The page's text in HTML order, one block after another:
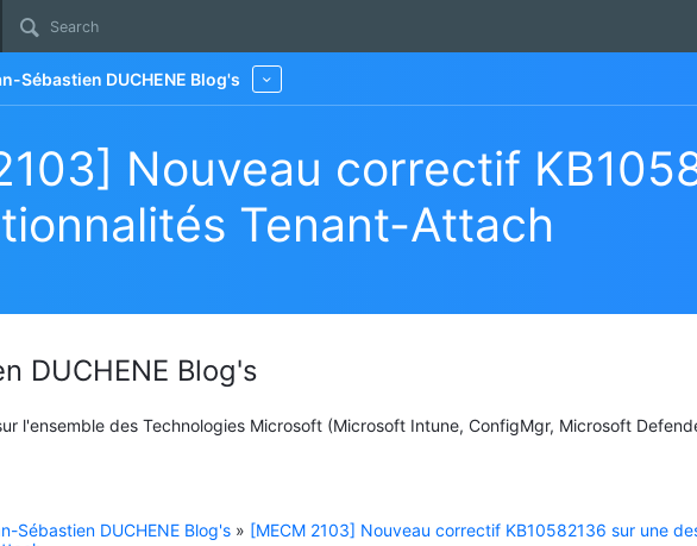
Site
Sébastien DUCHENE Blog's
Nouveau correctif
Tenant-Attach
DUCHENE Blog's
l'ensemble des Technologies Microsoft (Microsoft Intune, ConfigMgr, Microsoft
Sébastien DUCHENE Blog's » [MECM 2103] Nouveau correctif KB10582136 sur une